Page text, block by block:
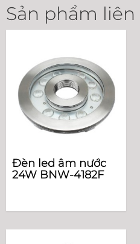
Sản phẩm
Đèn led âm nước
24W BNW-4182F